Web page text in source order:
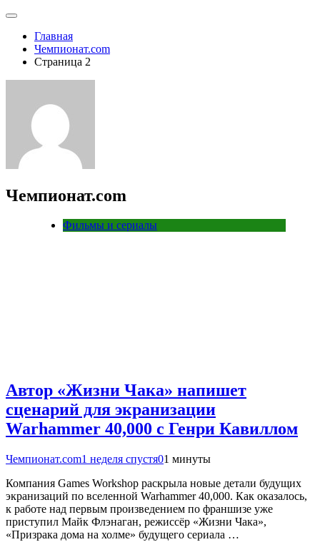
Главная
Чемпионат.com
Страница 2
Чемпионат.com
Фильмы и сериалы
Автор «Жизни Чака» напишет
сценарий для экранизации
Warhammer 40,000 с Генри Кавиллом
Чемпионат.com1 неделя спустя01 минуты
Компания Games Workshop раскрыла новые детали будущих
экранизаций по вселенной Warhammer 40,000. Как оказалось,
к работе над первым произведением по франшизе уже
приступил Майк Флэнаган, режиссёр «Жизни Чака»,
«Призрака дома на холме» будущего сериала …